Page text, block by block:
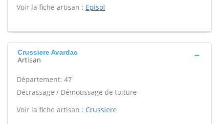
Voir la fiche artisan : Episol
Crussiere Avardac
Artisan
Département: 47
Décrassage / Démoussage de toiture -
Voir la fiche artisan : Crussiere